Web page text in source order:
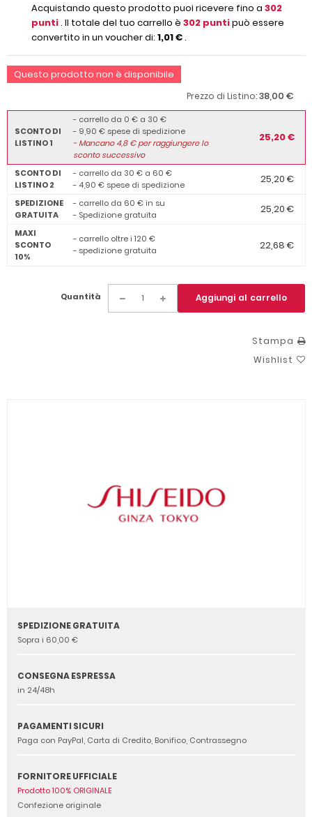
Acquistando questo prodotto puoi ricevere fino a 302
punti. Il totale del tuo carrello è 302 puntipuò essere
convertito in un voucher di: 1,01 €.
Questo prodotto non è disponibile
Prezzo di Listino:38,00 €
SCONTO DI
LISTINO 1
- carrello da 0 € a 30 €
- 9,90 € spese di spedizione
-Mancano4,8€ per raggiungere lo
sconto successivo
25,20 €
SCONTO DI
LISTINO 2
- carrello da 30 € a 60 €
- 4,90 € spese di spedizione
25,20 €
SPEDIZIONE
GRATUITA
- carrello da 60 € in su
- Spedizione gratuita
25,20 €
MAXI
SCONTO
10%
- carrello oltre i 120 €
- spedizione gratuita
22,68 €
Quantità Aggiungi al carrello
Stampa
Wishlist
SPEDIZIONE GRATUITA
Sopra i 60,00 €
CONSEGNA ESPRESSA
in 24/48h
PAGAMENTI SICURI
Paga con PayPal, Carta di Credito, Bonifico, Contrassegno
FORNITORE UFFICIALE
Prodotto 100% ORIGINALE
Confezione originale